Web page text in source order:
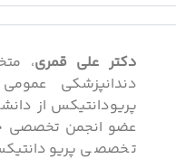
دکتر علی قمری،
دندانپزشکی
عضو انجمن تخصصی